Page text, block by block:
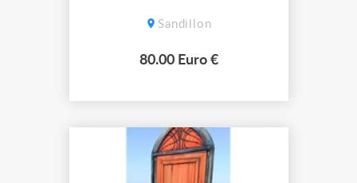
Sandillon
80.00 Euro €